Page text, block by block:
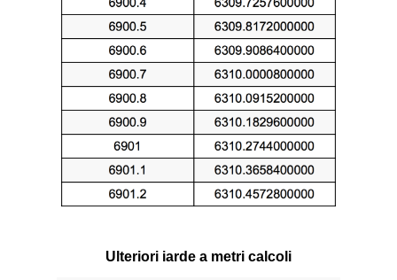
Ulteriori iarde a metri calcoli